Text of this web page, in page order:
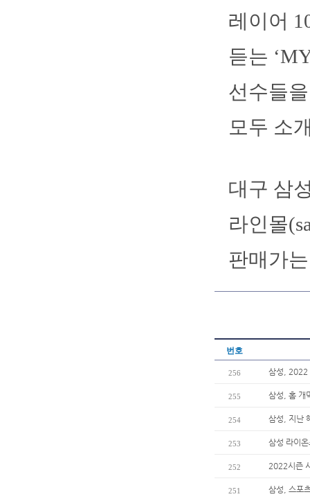
레이어
듣는
선수들
모두 소
대구 삼
라인몰
판매가
번호
256 삼성, 2022
255 삼성, 홈 개
254 삼성, 지난
253 삼성 라이
252 2022시즌
251 삼성, 스포